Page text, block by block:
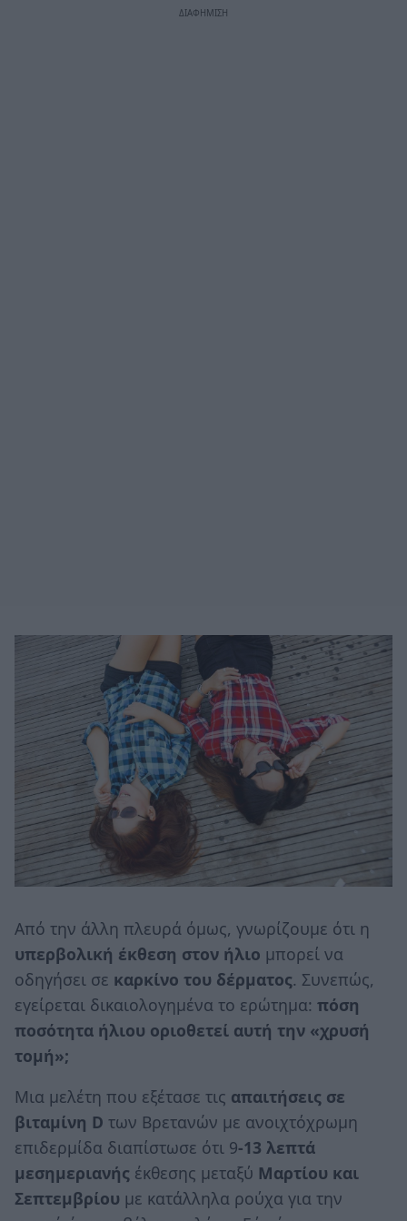
Από την άλλη πλευρά όμως, γνωρίζουμε ότι η
υπερβολική έκθεση στον ήλιο μπορεί να
οδηγήσει σε καρκίνο του δέρματος. Συνεπώς,
εγείρεται δικαιολογημένα το ερώτημα: πόση
ποσότητα ήλιου οριοθετεί αυτή την «χρυσή
τομή»;
Μια μελέτη που εξέτασε τις απαιτήσεις σε
βιταμίνη D των Βρετανών με ανοιχτόχρωμη
επιδερμίδα διαπίστωσε ότι 9-13 λεπτά
μεσημεριανής έκθεσης μεταξύ Μαρτίου και
Σεπτεμβρίου με κατάλληλα ρούχα για την